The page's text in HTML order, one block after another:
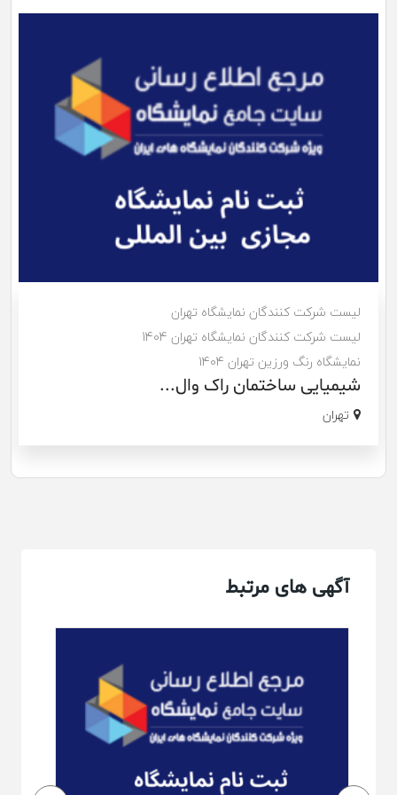
لیست شرکت کنندگان نمایشگاه تهران
لیست شرکت کنندگان نمایشگاه تهران 1404
نمایشگاه ساخت ایران تهران 1404
رایان تراس گلسار...
آگهی های مرتبط